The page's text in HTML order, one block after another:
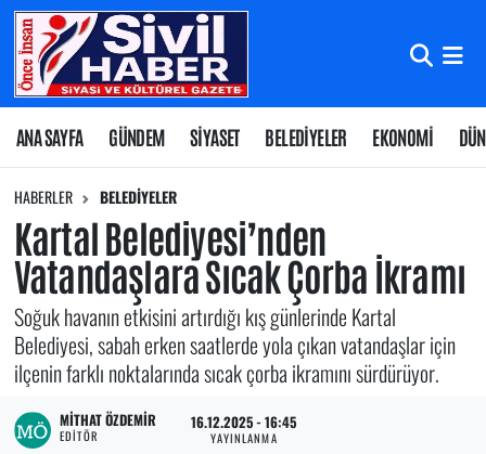
ANA SAYFA GÜNDEM SİYASET BELEDİYELER EKONOMİ
HABERLER BELEDİYELER
Kartal Belediyesi’nden
Vatandaşlara Sıcak Çorba İkramı
Soğuk havanın etkisini artırdığı kış günlerinde Kartal
Belediyesi, sabah erken saatlerde yola çıkan vatandaşlar için
ilçenin farklı noktalarında sıcak çorba ikramını sürdürüyor.
MITHAT ÖZDEMIR
EDITÖR
16.12.2025 - 16:45
YAYINLANMA
Nöbetçi Eczaneler
Hava Durumu
Namaz Vakitleri
Trafik Durumu
Süper Lig Puan Durumu ve Fikstür
Tüm Manşetler
Son Dakika Haberleri